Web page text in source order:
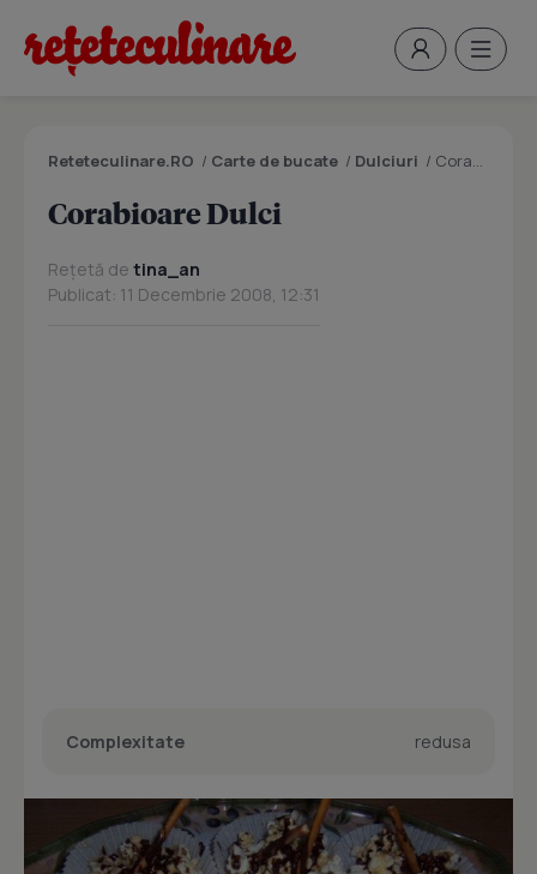
Reteteculinare.RO / Carte de bucate / Dulciuri / Corabioare Dulci
Corabioare Dulci
Rețetă de tina_an
Publicat: 11 Decembrie 2008, 12:31
Complexitate redusa